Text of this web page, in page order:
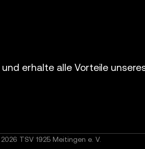
erhalte alle Vorteile
TSV 1925 Meitingen e. V.